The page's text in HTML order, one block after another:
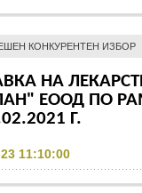
КОНКУРЕНТЕН ИЗБОР
НА
ЕООД ПО
Г.
11:10:00